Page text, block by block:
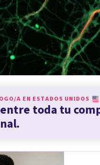
A EN ESTADOS UNIDOS
toda tu